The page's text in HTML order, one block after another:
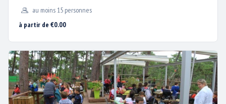
-
-
-
7 € 7 € 7 €
Session supplémentaire Archery Game
au moins 15 personnes
à partir de €0.00